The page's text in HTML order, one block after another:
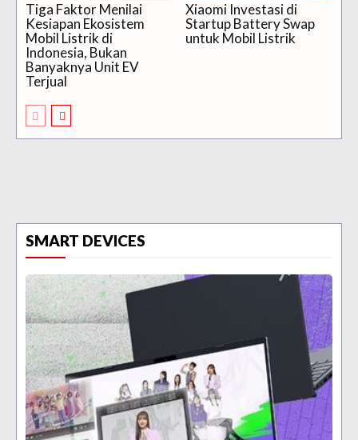
Tiga Faktor Menilai
Kesiapan Ekosistem
Mobil Listrik di
Indonesia, Bukan
Banyaknya Unit EV
Terjual
Xiaomi Investasi di
Startup Battery Swap
untuk Mobil Listrik
SMART DEVICES